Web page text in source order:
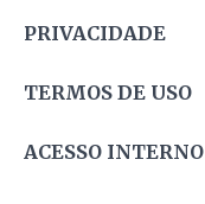
PRIVACIDADE
TERMOS DE USO
ACESSO INTERNO